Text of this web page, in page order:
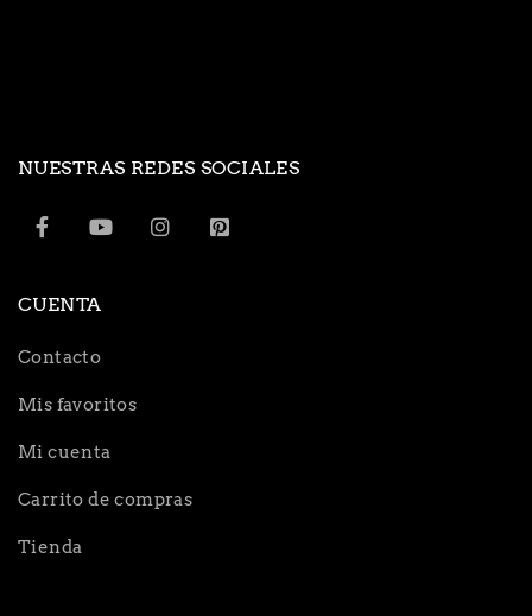
NUESTRAS REDES SOCIALES
CUENTA
Contacto
Mis favoritos
Mi cuenta
Carrito de compras
Tienda